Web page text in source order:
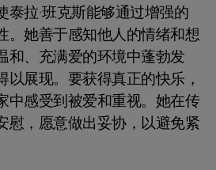
泰拉·班克斯能够通过增强的
。她善于感知他人的情绪和想
和、充满爱的环境中蓬勃发
以展现。要获得真正的快乐，
中感受到被爱和重视。她在传
慰，愿意做出妥协，以避免紧